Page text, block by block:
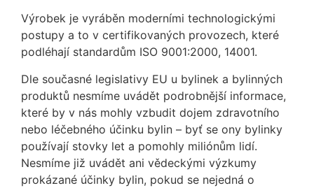
Výrobek je vyráběn moderními technologickými
postupy a to v certifikovaných provozech, které
podléhají standardům ISO 9001:2000, 14001.
Dle současné legislativy EU u bylinek a bylinných
produktů nesmíme uvádět podrobnější informace,
které by v nás mohly vzbudit dojem zdravotního
nebo léčebného účinku bylin – byť se ony bylinky
používají stovky let a pomohly miliónům lidí.
Nesmíme již uvádět ani vědeckými výzkumy
prokázané účinky bylin, pokud se nejedná o